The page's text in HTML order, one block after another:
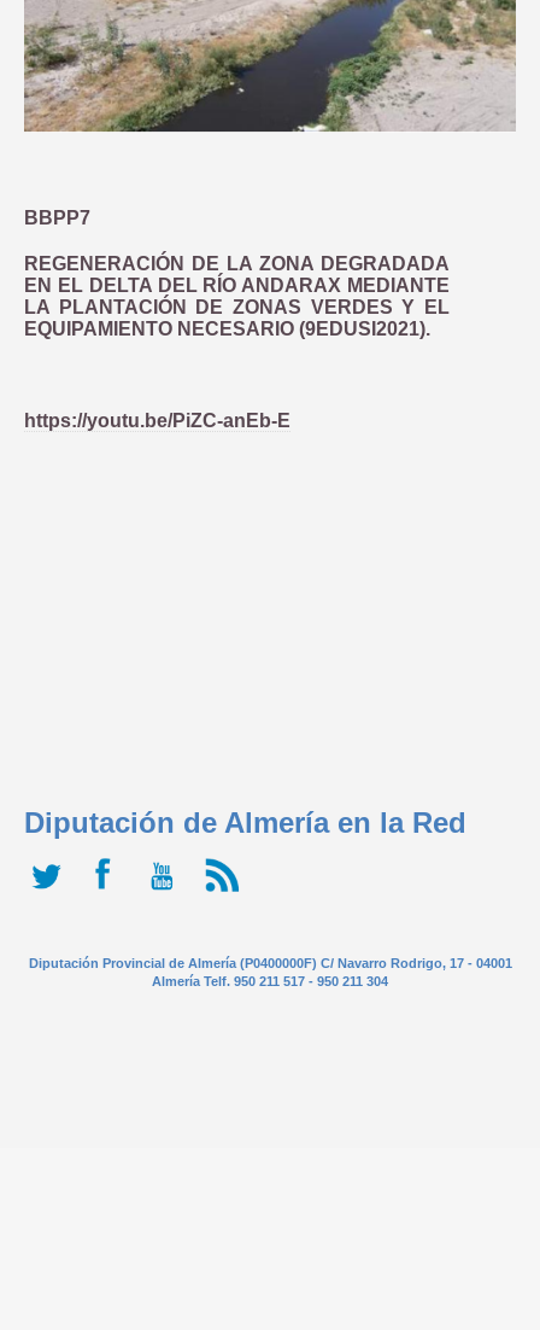
BBPP7
REGENERACIÓN DE LA ZONA DEGRADADA
EN EL DELTA DEL RÍO ANDARAX MEDIANTE
LA PLANTACIÓN DE ZONAS VERDES Y EL
EQUIPAMIENTO NECESARIO (9EDUSI2021).
https://youtu.be/PiZC-anEb-E
Diputación de Almería en la Red
Diputación Provincial de Almería (P0400000F) C/ Navarro Rodrigo, 17 - 04001
Almería Telf. 950 211 517 - 950 211 304